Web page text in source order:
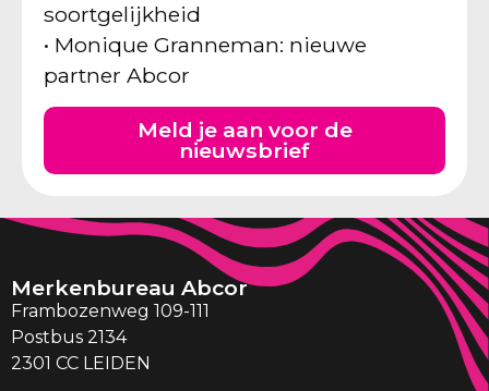
soortgelijkheid
• Monique Granneman: nieuwe
partner Abcor
Meld je aan voor de
nieuwsbrief
Merkenbureau Abcor
Frambozenweg 109-111
Postbus 2134
2301 CC LEIDEN